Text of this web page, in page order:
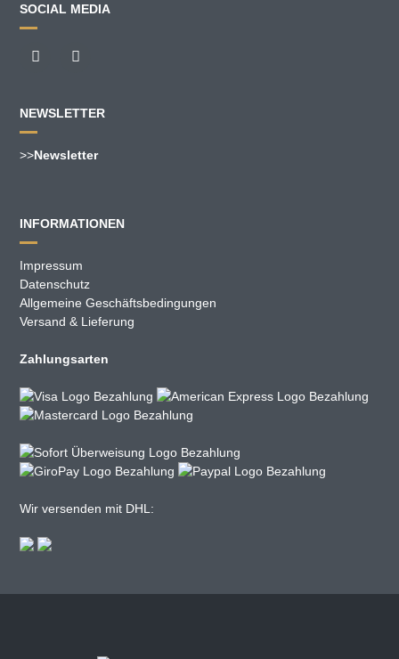
SOCIAL MEDIA
NEWSLETTER
>>Newsletter
INFORMATIONEN
Impressum
Datenschutz
Allgemeine Geschäftsbedingungen
Versand & Lieferung
Zahlungsarten
Wir versenden mit DHL: